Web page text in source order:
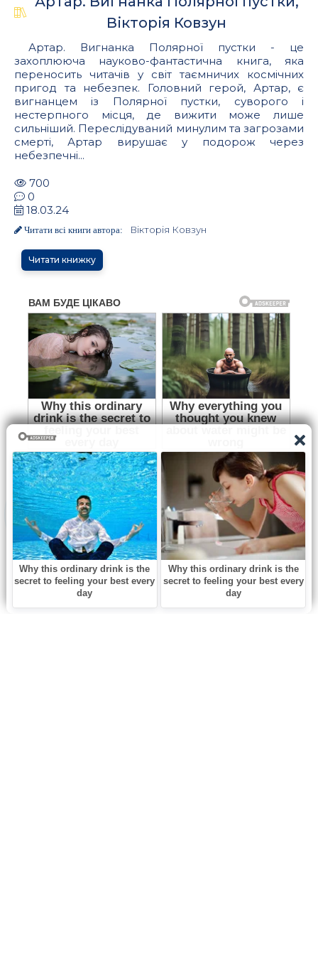
Вікторія Ковзун
Артар. Вигнанка Полярної пустки - це
захоплююча науково-фантастична книга, яка
переносить читачів у світ таємничих космічних
пригод та небезпек. Головний герой, Артар, є
вигнанцем із Полярної пустки, суворого і
нестерпного місця, де вижити може лише
сильніший. Переслідуваний минулим та загрозами
смерті, Артар вирушає у подорож через
небезпечні...
700
0
18.03.24
Читати всі книги автора: Вікторія Ковзун
Читати книжку